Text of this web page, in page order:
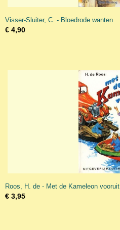
Visser-Sluiter, C. - Bloedrode wanten
€ 4,90
Roos, H. de - Met de Kameleon vooruit
€ 3,95